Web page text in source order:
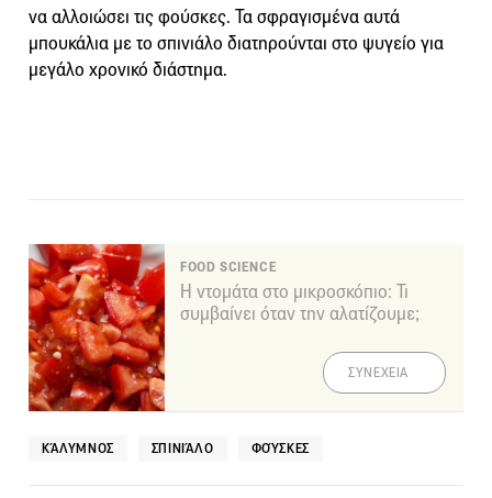
να αλλοιώσει τις φούσκες. Τα σφραγισμένα αυτά
μπουκάλια με το σπινιάλο διατηρούνται στο ψυγείο για
μεγάλο χρονικό διάστημα.
FOOD SCIENCE
Η ντομάτα στο μικροσκόπιο: Τι
συμβαίνει όταν την αλατίζουμε;
ΣΥΝΕΧΕΙΑ
ΚΆΛΥΜΝΟΣ ΣΠΙΝΙΆΛΟ ΦΟΎΣΚΕΣ